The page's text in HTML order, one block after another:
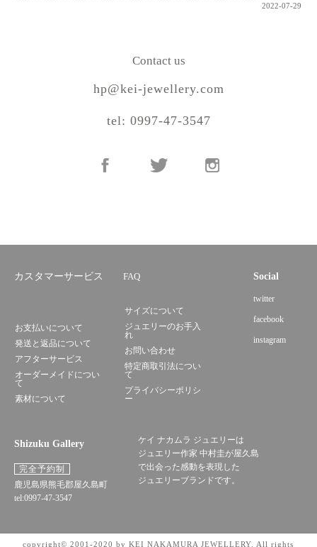
2022-07-29
Contact us
hp@kei-jewellery.com
tel: 0997-47-3547
カスタマーサービス FAQ
お支払いについて
発送と返品について
アフターサービス
オーダーメイドについ
て
素材について
サイズについて
ジュエリーのお手入
れ
お問い合わせ
特定商取引法につい
て
プライバシーポリシ
ー
Social
twitter
facebook
instagram
Shizuku Gallery
完全予約制
鹿児島県熊毛郡屋久島町
tel:0997-47-3547
ケイ ナカムラ ジュエリーは
ジュエリー作家 中村圭が屋久島
で出会った感動を表現した
ジュエリーブランドです。
copyright© 2001-2020 by KEI NAKAMURA JEWELLERY. All rights